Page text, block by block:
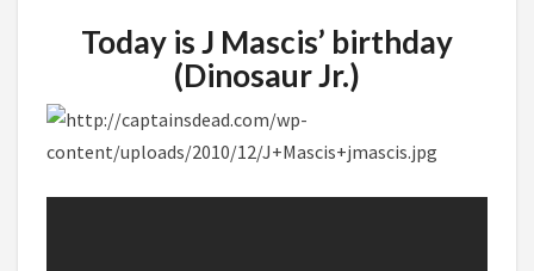
Today is J Mascis’ birthday
(Dinosaur Jr.)